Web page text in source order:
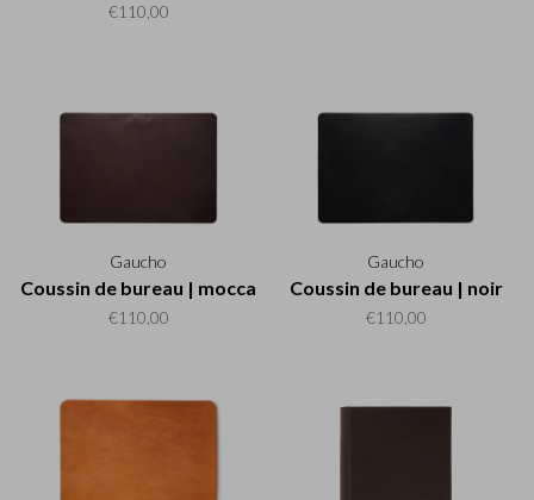
€110,00
Gaucho
Coussin de bureau | mocca
€110,00
Gaucho
Coussin de bureau | noir
€110,00